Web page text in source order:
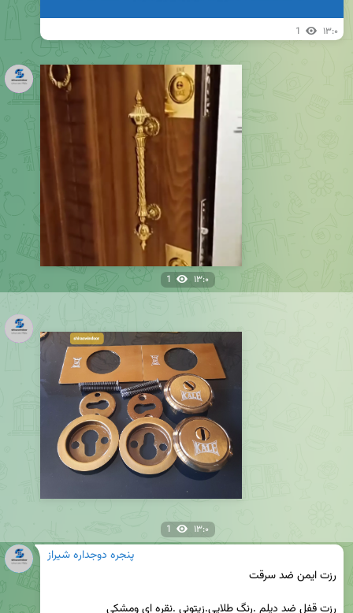
1 ۱۳:۰
1 ۱۳:۰
1 ۱۳:۰
پنجره دوجداره شیراز